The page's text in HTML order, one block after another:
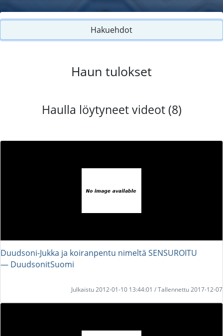
Hakuehdot
Haun tulokset
Haulla löytyneet videot (8)
Duudsoni-Jukka ja koiranpentu nimeltä SENSUROITU
― DuudsonitSuomi
Julkaistu 2012-01-10 13:44:01 / Tallennettu 2017-12-07